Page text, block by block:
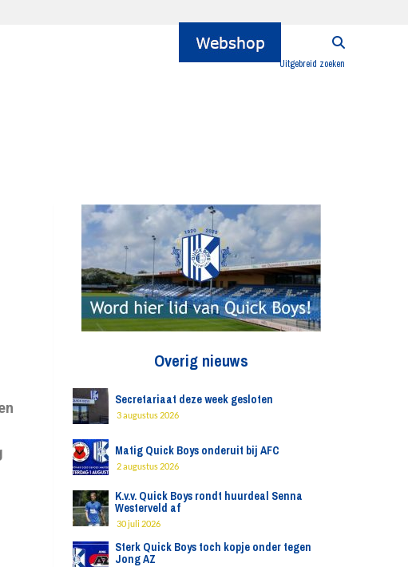
Uitgebreid zoeken
Overig nieuws
Secretariaat deze week gesloten
3 augustus 2026
Matig Quick Boys onderuit bij AFC
2 augustus 2026
K.v.v. Quick Boys rondt huurdeal Senna
Westerveld af
30 juli 2026
Sterk Quick Boys toch kopje onder tegen
Jong AZ